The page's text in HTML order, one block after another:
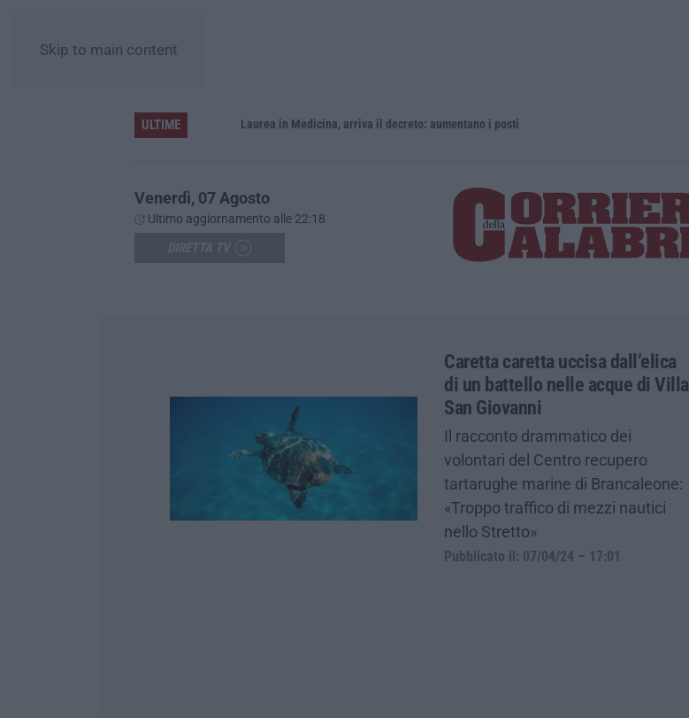
Skip to main content
ULTIME
Sistema bibliotecario vibonese, la dura replica di Soriano e Romeo: «Il fallimento è di chi ha staccato la spina» Laurea in Medicina, arriva il decreto: aumentano i posti
Venerdì, 07 Agosto
Ultimo aggiornamento alle 22:18
Caretta caretta uccisa dall’elica
di un battello nelle acque di Villa
San Giovanni
Il racconto drammatico dei
volontari del Centro recupero
tartarughe marine di Brancaleone:
«Troppo traffico di mezzi nautici
nello Stretto»
Pubblicato il: 07/04/24 – 17:01